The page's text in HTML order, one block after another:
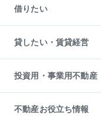
中古一戸建ての購入
不動産購入の流れ
注目キーワード物件特集
購入ガイド
English 繁体中文簡体中文
一戸建ての売却・査定
土地の売却・査定
スピードAI査定
不動産査定について
不動産売却の流れ
不動産買換えの流れ
売却ガイド
借りたい
オフィス・店舗の賃貸
借りるときの流れ
借りるガイド
貸したい・賃貸経営
マンション賃料データ
賃貸管理プラン
リロケーションについて
貸すガイド
投資用・事業用不動産
事業用不動産
マンション投資
不動産お役立ち情報